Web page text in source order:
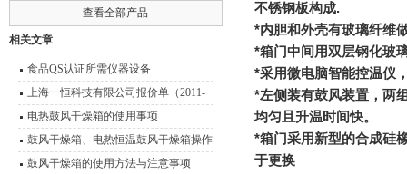
查看全部产品
相关文章
食品QS认证所需仪器设备
上海一恒科技有限公司报价单（2011-
2012）
电热鼓风干燥箱的使用事项
鼓风干燥箱、电热恒温鼓风干燥箱操作
技术 性能特点
鼓风干燥箱的使用方法与注意事项
不锈钢板构成.
*内胆和外壳有玻璃纤维
*箱门中间用双层钢化玻
*采用微电脑智能控温仪
*左侧装有鼓风装置，两
均匀且升温时间快。
*箱门采用新型的合成硅
于更换